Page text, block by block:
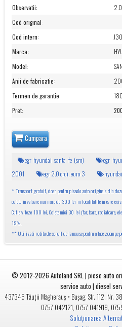
Observatii:
Cod original:
Cod intern:
Marca:
Model:
Anii de fabricatie:
Termen de garantie:
Pret:
Cumpara
egr hyundai santa fe (sm) egr
2001
egr 2.0 crdi, euro 3
* Transport gratuit, doar pentru piesele auto originale din
colete in valoare mai mare de 300 lei in localitatile in care
Cutie viteze 100 lei, Colete mici 30 lei (far, bara, radiatoare,
19%.
** Utilizati rotita de scroll de la mouse pentru a face zoom pe
© 2012-2026Autoland SRL | piese auto
service auto | diesel
437345 Tăuții Măgherăuș• Bușag, Str. 112, Nr. 38
0757 042121, 0757 041919,
Soluționarea